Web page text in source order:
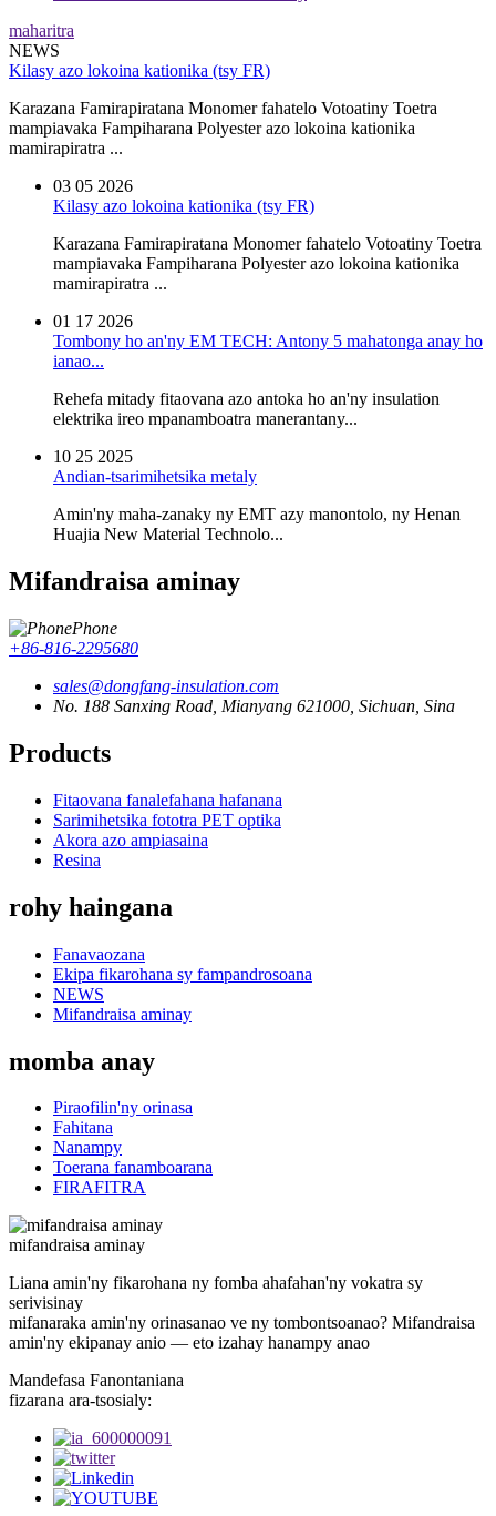
maharitra
NEWS
Kilasy azo lokoina kationika (tsy FR)
Karazana Famirapiratana Monomer fahatelo Votoatiny Toetra
mampiavaka Fampiharana Polyester azo lokoina kationika
mamirapiratra ...
03 05 2026
Kilasy azo lokoina kationika (tsy FR)
Karazana Famirapiratana Monomer fahatelo Votoatiny Toetra
mampiavaka Fampiharana Polyester azo lokoina kationika
mamirapiratra ...
01 17 2026
Tombony ho an'ny EM TECH: Antony 5 mahatonga anay ho
ianao...
Rehefa mitady fitaovana azo antoka ho an'ny insulation
elektrika ireo mpanamboatra manerantany...
10 25 2025
Andian-tsarimihetsika metaly
Amin'ny maha-zanaky ny EMT azy manontolo, ny Henan
Huajia New Material Technolo...
Mifandraisa aminay
Phone
+86-816-2295680
sales@dongfang-insulation.com
No. 188 Sanxing Road, Mianyang 621000, Sichuan, Sina
Products
Fitaovana fanalefahana hafanana
Sarimihetsika fototra PET optika
Akora azo ampiasaina
Resina
rohy haingana
Fanavaozana
Ekipa fikarohana sy fampandrosoana
NEWS
Mifandraisa aminay
momba anay
Piraofilin'ny orinasa
Fahitana
Nanampy
Toerana fanamboarana
FIRAFITRA
mifandraisa aminay
Liana amin'ny fikarohana ny fomba ahafahan'ny vokatra sy
serivisinay
mifanaraka amin'ny orinasanao ve ny tombontsoanao? Mifandraisa
amin'ny ekipanay anio — eto izahay hanampy anao
Mandefasa Fanontaniana
fizarana ara-tsosialy: